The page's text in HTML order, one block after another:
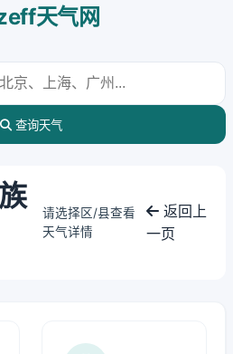
天气网
查询天气
请选择区/县查看
天气详情
返回上
一页